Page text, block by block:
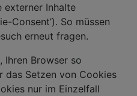
externer Inhalte
Consent’). So müssen
erneut fragen.
Ihren Browser so
das Setzen von Cookies
nur im Einzelfall